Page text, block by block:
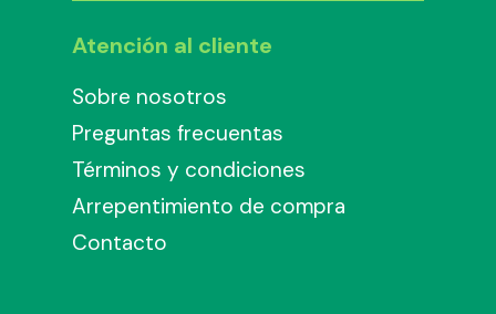
Atención al cliente
Sobre nosotros
Preguntas frecuentas
Términos y condiciones
Arrepentimiento de compra
Contacto